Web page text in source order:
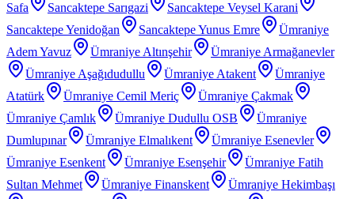
Safa
Sancaktepe Sarıgazi
Sancaktepe Veysel Karani
Sancaktepe Yenidoğan
Sancaktepe Yunus Emre
Ümraniye
Adem Yavuz
Ümraniye Altınşehir
Ümraniye Armağanevler
Ümraniye Aşağıdudullu
Ümraniye Atakent
Ümraniye
Atatürk
Ümraniye Cemil Meriç
Ümraniye Çakmak
Ümraniye Çamlık
Ümraniye Dudullu OSB
Ümraniye
Dumlupınar
Ümraniye Elmalıkent
Ümraniye Esenevler
Ümraniye Esenkent
Ümraniye Esenşehir
Ümraniye Fatih
Sultan Mehmet
Ümraniye Finanskent
Ümraniye Hekimbaşı